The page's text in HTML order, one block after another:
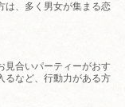
は、多く男女が集まる恋
見合いパーティーがおす
るなど、行動力がある方